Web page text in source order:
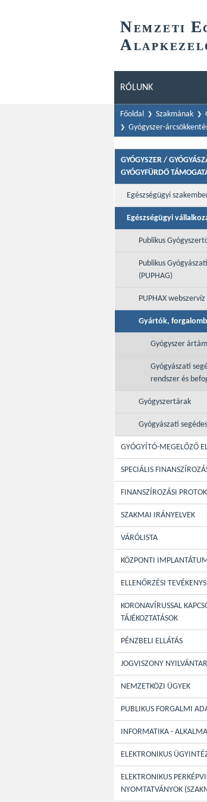
NEMZETI E
A
RÓLUNK
Főoldal Szakmának
Gyógyszer-
GYÓGYSZER /
GYÓGYFÜRDŐ
Egészségügyi
Egészségügyi
Publikus
Publikus
(PUPHAG)
PUPHAX webszervíz
Gyártók,
Gyógyszer
Gyógyászati
rendszer és
Gyógyszertárak
Gyógyászati
GYÓGYÍTÓ-MEGELŐZŐ
SPECIÁLIS
FINANSZÍROZÁSI
SZAKMAI IRÁNYELVEK
VÁRÓLISTA
KÖZPONTI
ELLENŐRZÉSI
KORONAVÍRUSSAL
TÁJÉKOZTATÁSOK
PÉNZBELI ELLÁTÁS
JOGVISZONY
NEMZETKÖZI ÜGYEK
PUBLIKUS FORGALMI
INFORMATIKA -
ELEKTRONIKUS
ELEKTRONIKUS
NYOMTATVÁNYOK